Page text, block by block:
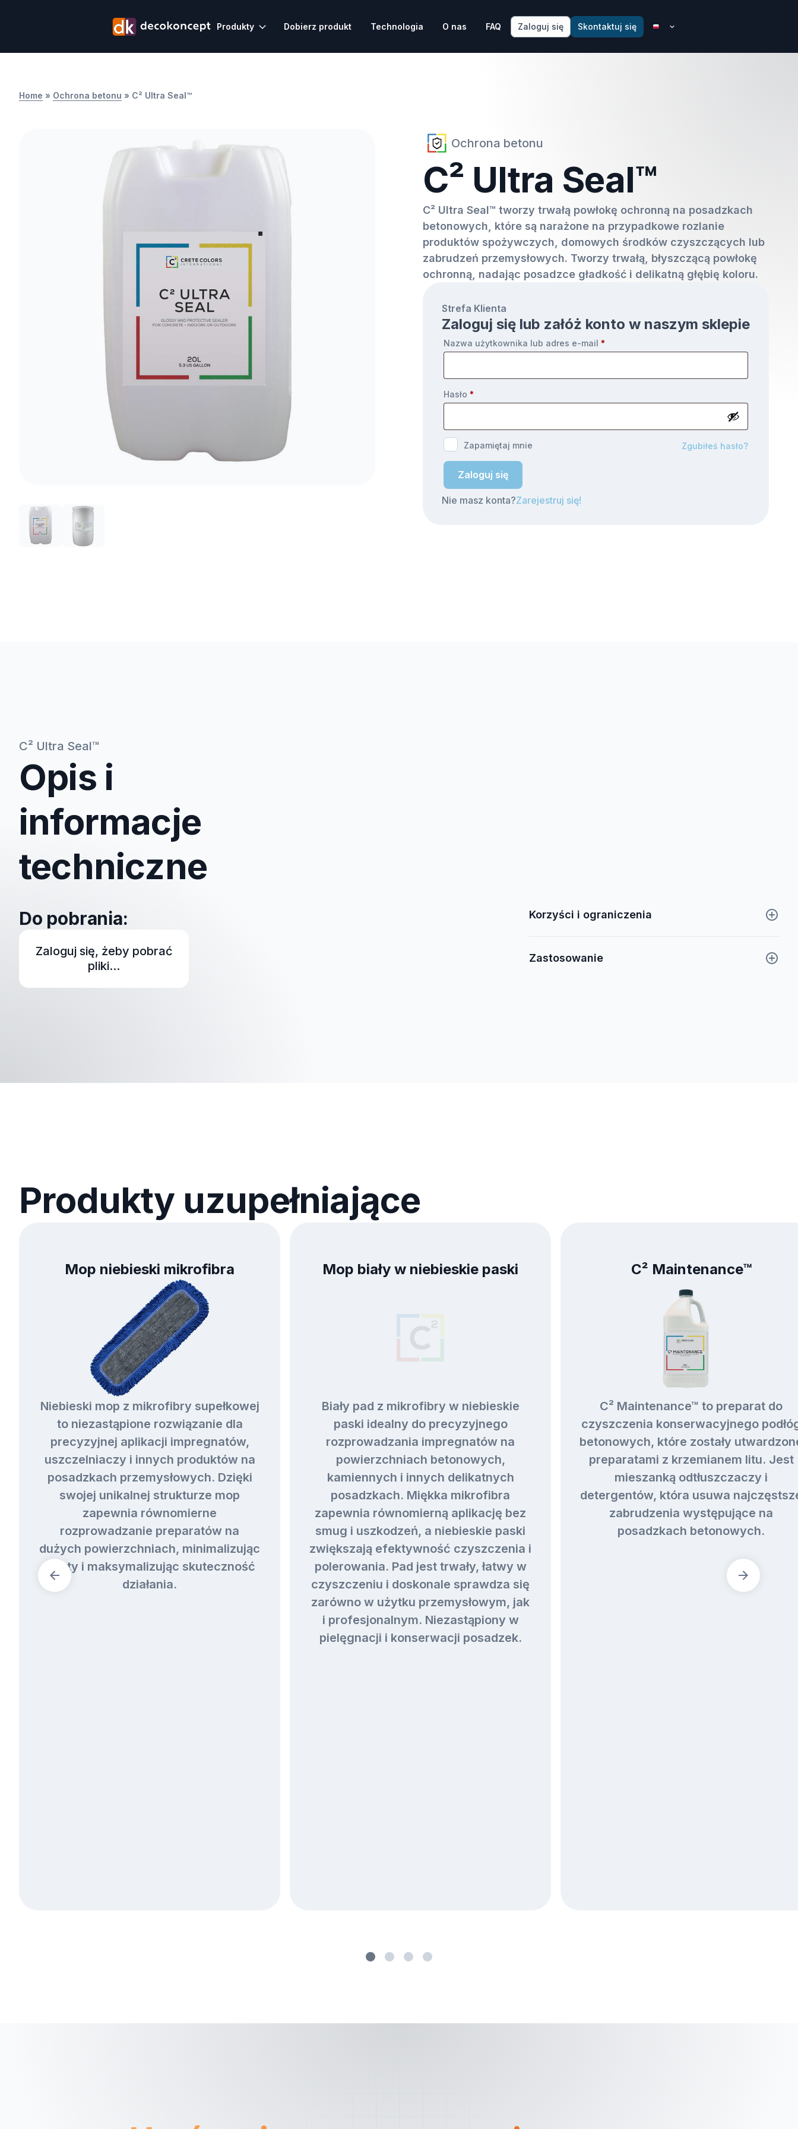
Produkty Dobierz produkt Technologia O nas FAQ Zaloguj się Skontaktuj się
Home » Ochrona betonu » C² Ultra Seal™
Ochrona betonu
C² Ultra Seal™
C² Ultra Seal™ tworzy trwałą powłokę ochronną na posadzkach
betonowych, które są narażone na przypadkowe rozlanie
produktów spożywczych, domowych środków czyszczących lub
zabrudzeń przemysłowych. Tworzy trwałą, błyszczącą powłokę
ochronną, nadając posadzce gładkość i delikatną głębię koloru.
Strefa Klienta
Zaloguj się lub załóż konto w naszym sklepie
Nazwa użytkownika lub adres e-mail *
Hasło *
Zapamiętaj mnie Zgubiłeś hasło?
Zaloguj się
Nie masz konta?Zarejestruj się!
C² Ultra Seal™
Opis i
informacje
techniczne
Do pobrania:
Zaloguj się, żeby pobrać
pliki...
Korzyści i ograniczenia
Zastosowanie
Produkty uzupełniające
Mop niebieski mikrofibra
Niebieski mop z mikrofibry supełkowej
to niezastąpione rozwiązanie dla
precyzyjnej aplikacji impregnatów,
uszczelniaczy i innych produktów na
posadzkach przemysłowych. Dzięki
swojej unikalnej strukturze mop
zapewnia równomierne
rozprowadzanie preparatów na
dużych powierzchniach, minimalizując
straty i maksymalizując skuteczność
działania.
Mop biały w niebieskie paski
Biały pad z mikrofibry w niebieskie
paski idealny do precyzyjnego
rozprowadzania impregnatów na
powierzchniach betonowych,
kamiennych i innych delikatnych
posadzkach. Miękka mikrofibra
zapewnia równomierną aplikację bez
smug i uszkodzeń, a niebieskie paski
zwiększają efektywność czyszczenia i
polerowania. Pad jest trwały, łatwy w
czyszczeniu i doskonale sprawdza się
zarówno w użytku przemysłowym, jak
i profesjonalnym. Niezastąpiony w
pielęgnacji i konserwacji posadzek.
C² Maintenance™
C² Maintenance™ to preparat do
czyszczenia konserwacyjnego
betonowych, które zostały
preparatami z krzemianem litu. Jest
mieszanką odtłuszczaczy i
detergentów, która usuwa
zabrudzenia występujące na
posadzkach betonowych.